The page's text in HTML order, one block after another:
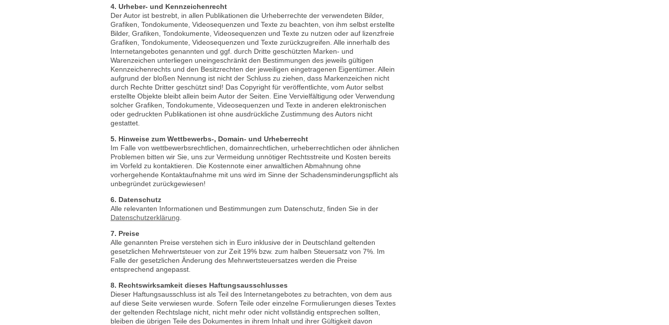
4. Urheber- und Kennzeichenrecht
Der Autor ist bestrebt, in allen Publikationen die Urheberrechte der verwendeten Bilder,
Grafiken, Tondokumente, Videosequenzen und Texte zu beachten, von ihm selbst erstellte
Bilder, Grafiken, Tondokumente, Videosequenzen und Texte zu nutzen oder auf lizenzfreie
Grafiken, Tondokumente, Videosequenzen und Texte zurückzugreifen. Alle innerhalb des
Internetangebotes genannten und ggf. durch Dritte geschützten Marken- und
Warenzeichen unterliegen uneingeschränkt den Bestimmungen des jeweils gültigen
Kennzeichenrechts und den Besitzrechten der jeweiligen eingetragenen Eigentümer. Allein
aufgrund der bloßen Nennung ist nicht der Schluss zu ziehen, dass Markenzeichen nicht
durch Rechte Dritter geschützt sind! Das Copyright für veröffentlichte, vom Autor selbst
erstellte Objekte bleibt allein beim Autor der Seiten. Eine Vervielfältigung oder Verwendung
solcher Grafiken, Tondokumente, Videosequenzen und Texte in anderen elektronischen
oder gedruckten Publikationen ist ohne ausdrückliche Zustimmung des Autors nicht
gestattet.
5. Hinweise zum Wettbewerbs-, Domain- und Urheberrecht
Im Falle von wettbewerbsrechtlichen, domainrechtlichen, urheberrechtlichen oder ähnlichen
Problemen bitten wir Sie, uns zur Vermeidung unnötiger Rechtsstreite und Kosten bereits
im Vorfeld zu kontaktieren. Die Kostennote einer anwaltlichen Abmahnung ohne
vorhergehende Kontaktaufnahme mit uns wird im Sinne der Schadensminderungspflicht als
unbegründet zurückgewiesen!
6. Datenschutz
Alle relevanten Informationen und Bestimmungen zum Datenschutz, finden Sie in der
Datenschutzerklärung
7. Preise
Alle genannten Preise verstehen sich in Euro inklusive der in Deutschland geltenden
gesetzlichen Mehrwertsteuer von zur Zeit 19% bzw. zum halben Steuersatz von 7%. Im
Falle der gesetzlichen Änderung des Mehrwertsteuersatzes werden die Preise
entsprechend angepasst.
8. Rechtswirksamkeit dieses Haftungsausschlusses
Dieser Haftungsausschluss ist als Teil des Internetangebotes zu betrachten, von dem aus
auf diese Seite verwiesen wurde. Sofern Teile oder einzelne Formulierungen dieses Textes
der geltenden Rechtslage nicht, nicht mehr oder nicht vollständig entsprechen sollten,
bleiben die übrigen Teile des Dokumentes in ihrem Inhalt und ihrer Gültigkeit davon